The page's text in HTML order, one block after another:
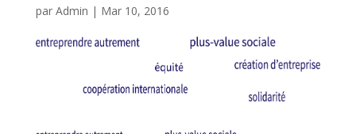
par Admin | Mar 10, 2016